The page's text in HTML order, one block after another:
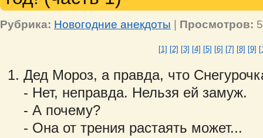
Рубрика: Новогодние анекдоты | Просмотров:
[1] [2] [3] [4] [5] [6] [7] [8] [9]
Дед Мороз, а правда, что
- Нет, неправда. Нельзя ей замуж.
- А почему?
- Она от трения растаять может...